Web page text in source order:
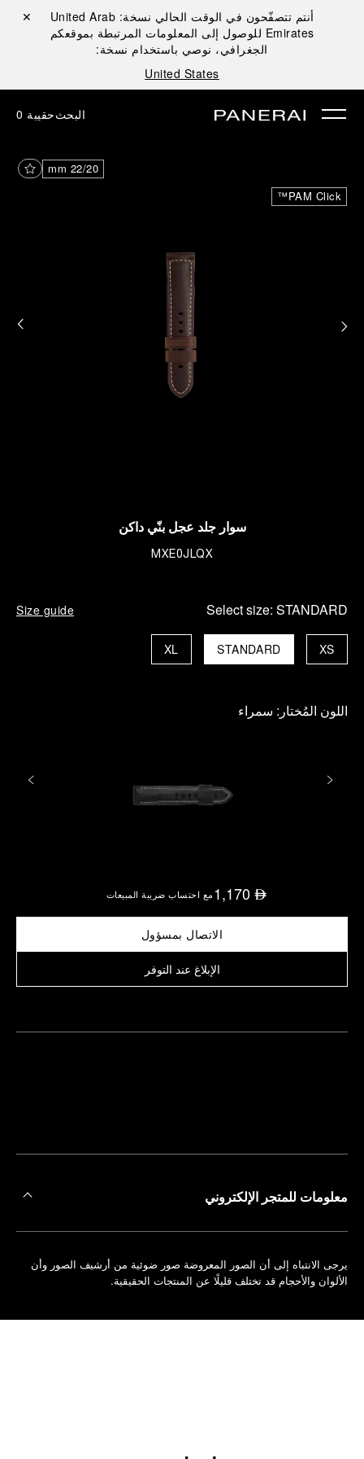
أنتم تتصفّحون في الوقت الحالي نسخة: United Arab
Emirates للوصول إلى المعلومات المرتبطة بموقعكم
الجغرافي، نوصي باستخدام نسخة:
United States
إغلاق ✕
البحثحقيبة 0
PAM Click™
22/20 mm
سوار جلد عجل بنّي داكن
MXE0JLQX
Select size: STANDARD
Size guide
STANDARD XS
XL
اللون المُختار: سمراء
⃃
1,170 مع احتساب ضريبة المبيعات
الاتصال بمسؤول
الإبلاغ عند التوفر
معلومات للمتجر الإلكتروني
يرجى الانتباه إلى أن الصور المعروضة صور ضوئية من أرشيف الصور وأن
الألوان والأحجام قد تختلف قليلًا عن المنتجات الحقيقية.